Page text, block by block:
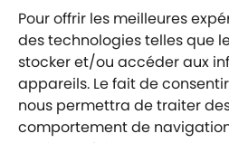
Pour offrir les meilleures
des technologies telles que
stocker et/ou accéder aux
appareils. Le fait de
nous permettra de traiter
comportement de
Politique de
Labellisé entreprise